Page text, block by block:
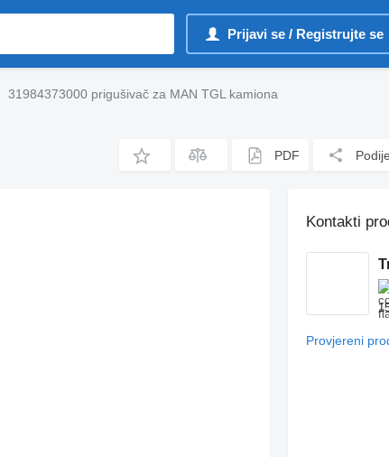
Prijavi se / Registrujte se
31984373000 prigušivač za MAN TGL kamiona
PDF
Kontakti
Provjereni